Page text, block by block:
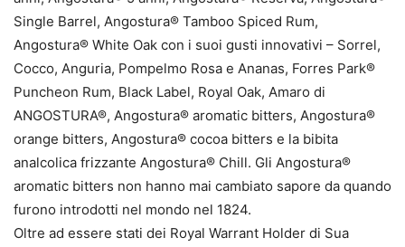
Single Barrel, Angostura® Tamboo Spiced Rum,
Angostura® White Oak con i suoi gusti innovativi – Sorrel,
Cocco, Anguria, Pompelmo Rosa e Ananas, Forres Park®
Puncheon Rum, Black Label, Royal Oak, Amaro di
ANGOSTURA®, Angostura® aromatic bitters, Angostura®
orange bitters, Angostura® cocoa bitters e la bibita
analcolica frizzante Angostura® Chill. Gli Angostura®
aromatic bitters non hanno mai cambiato sapore da quando
furono introdotti nel mondo nel 1824.
Oltre ad essere stati dei Royal Warrant Holder di Sua